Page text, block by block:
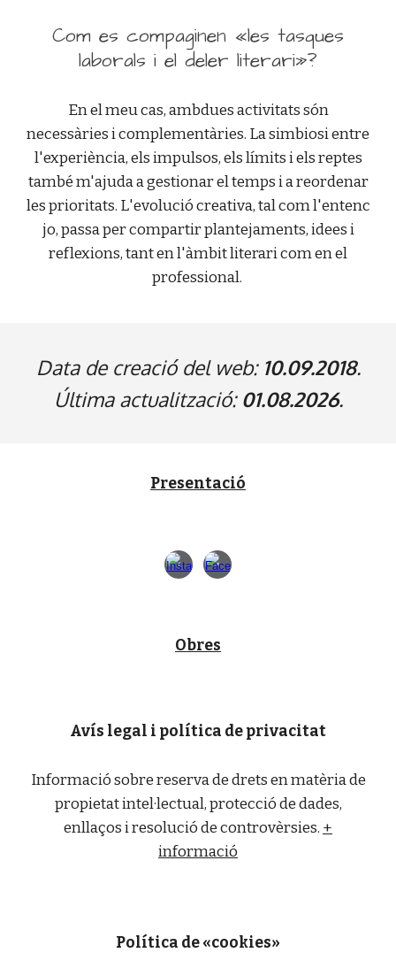
Com es compaginen «les tasques
laborals i el deler literari»?
En el meu cas, ambdues activitats són
necessàries i complementàries. La simbiosi entre
l'experiència, els impulsos, els límits i els reptes
també m'ajuda a gestionar el temps i a reordenar
les prioritats. L'evolució creativa, tal com l'entenc
jo, passa per compartir plantejaments, idees i
reflexions, tant en l'àmbit literari com en el
professional.
Data de creació del web: 10.09.2018.
Última actualització: 01.08.2026.
Presentació
Obres
Avís legal i política de privacitat
Informació sobre reserva de drets en matèria de
propietat intel·lectual, protecció de dades,
enllaços i resolució de controvèrsies. +
informació
Política de «cookies»